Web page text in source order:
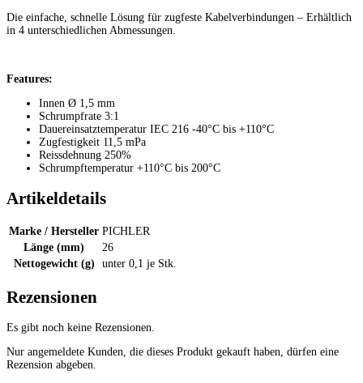
Die einfache, schnelle Lösung für zugfeste Kabelverbindungen – Erhältlich
in 4 unterschiedlichen Abmessungen.
Features:
Innen Ø 1,5 mm
Schrumpfrate 3:1
Dauereinsatztemperatur IEC 216 -40°C bis +110°C
Zugfestigkeit 11,5 mPa
Reissdehnung 250%
Schrumpftemperatur +110°C bis 200°C
Artikeldetails
Marke / Hersteller PICHLER
Länge (mm)
26
Nettogewicht (g)
unter 0,1 je Stk.
Rezensionen
Es gibt noch keine Rezensionen.
Nur angemeldete Kunden, die dieses Produkt gekauft haben, dürfen eine
Rezension abgeben.